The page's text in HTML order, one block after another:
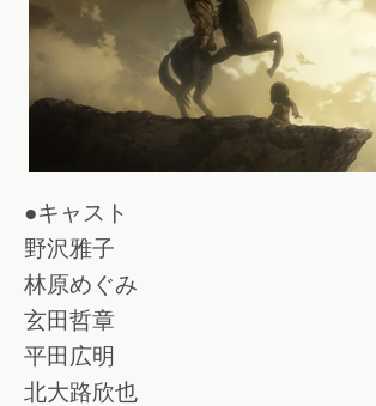
●キャスト
野沢雅子
林原めぐみ
玄田哲章
平田広明
北大路欣也